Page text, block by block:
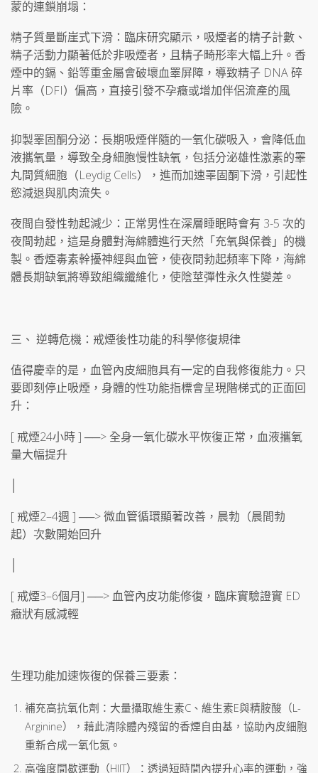
蒙的連鎖崩塌：
精子質量斷崖式下滑：臨床研究顯示，吸煙者的精子計數、
精子活動力顯著低於非吸煙者，且精子畸形率大幅上升。香
煙中的鎘、鉛等重金屬會破壞血睪屏障，導致精子 DNA 碎
片率（DFI）偏高，直接引發不孕癥或增加伴侶流產的風
險。
抑製睪固酮分泌：長期吸煙伴隨的一氧化碳吸入，會降低血
液攜氧量，導致全身細胞慢性缺氧，包括分泌雄性激素的睪
丸間質細胞（Leydig Cells），進而加速睪固酮下滑，引起性
慾減退與肌肉流失。
夜間自發性勃起減少：正常男性在深層睡眠時會有 3-5 次的
夜間勃起，這是身體對海綿體進行天然「充氧與保養」的機
製。香煙毒素幹擾神經與血管，使夜間勃起頻率下降，海綿
體長期缺氧將導致組織纖維化，使陰莖彈性永久性變差。
三、 逆轉危機：戒煙後性功能的科學修復規律
值得慶幸的是，血管內皮細胞具有一定的自我修復能力。只
要即刻停止吸煙，身體的性功能指標會呈現階梯式的正面回
升：
[ 戒煙24小時 ] ──> 全身一氧化碳水平恢復正常，血液攜氧
量大幅提升
[ 戒煙2–4週 ] ──> 微血管循環顯著改善，晨勃（晨間勃
起）次數開始回升
[ 戒煙3–6個月] ──> 血管內皮功能修復，臨床實驗證實 ED
癥狀有感減輕
生理功能加速恢復的保養三要素：
補充高抗氧化劑：大量攝取維生素C、維生素E與精胺酸（L-
Arginine），藉此清除體內殘留的香煙自由基，協助內皮細胞
重新合成一氧化氮。
高強度間歇運動（HIIT）：透過短時間內提升心率的運動，強